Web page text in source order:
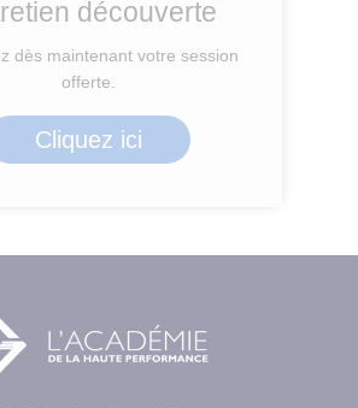
découverte
dès maintenant votre session
offerte.
Cliquez ici